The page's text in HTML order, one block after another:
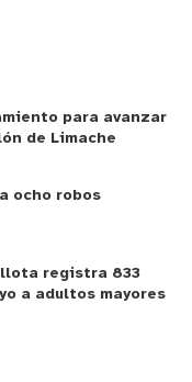
de eso”.
realizando en el
de Villa Alemana,
sino
de la comuna.
para avanzar
de Limache
ocho robos
registra 833
a adultos mayores